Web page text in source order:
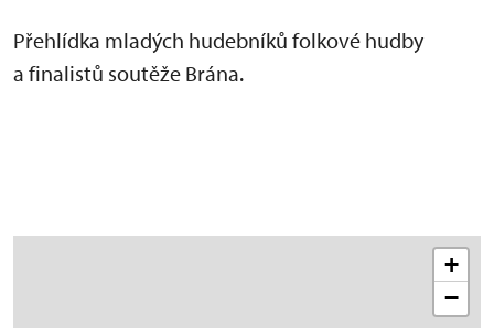
Přehlídka mladých hudebníků folkové hudby
a finalistů soutěže Brána.
+
−